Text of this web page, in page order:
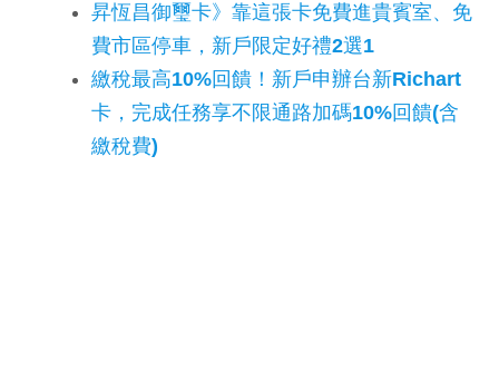
昇恆昌御璽卡》靠這張卡免費進貴賓室、免
費市區停車，新戶限定好禮2選1
繳稅最高10%回饋！新戶申辦台新Richart
卡，完成任務享不限通路加碼10%回饋(含
繳稅費)